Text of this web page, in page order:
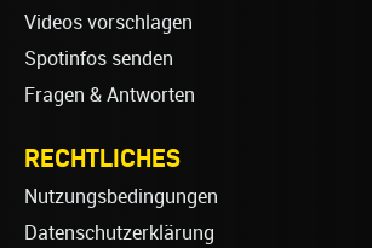
Videos vorschlagen
Spotinfos senden
Fragen & Antworten
RECHTLICHES
Nutzungsbedingungen
Datenschutzerklärung